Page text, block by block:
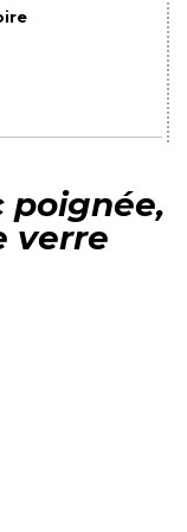
poignée,
verre